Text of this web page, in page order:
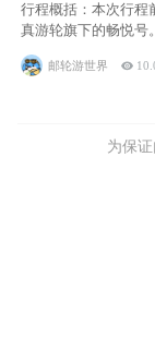
行程概括：本次行程
真游轮旗下的畅悦号
个州/省：美国华盛顿
邮轮游世界 
为保